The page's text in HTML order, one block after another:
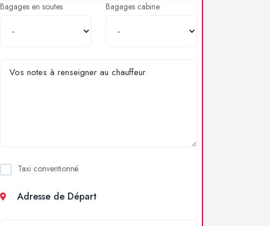
Bagages en soutes Bagages cabine
Taxi conventionné
Adresse de Départ